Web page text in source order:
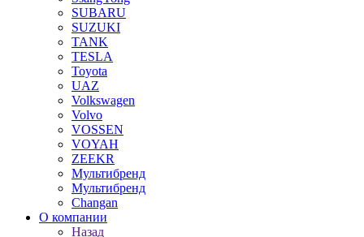
SUBARU
SUZUKI
TANK
TESLA
Toyota
UAZ
Volkswagen
Volvo
VOSSEN
VOYAH
ZEEKR
Мультибренд
Мультибренд
Сhangan
О компании
Назад